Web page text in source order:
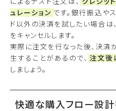
ュレーション です。銀行振込や
ド以外の決済を試したい場合は
をキャンセルします。
実際に注文を行なった後、決済
生することがあるので、 注文後
しましょう。
快適な購入フロー設